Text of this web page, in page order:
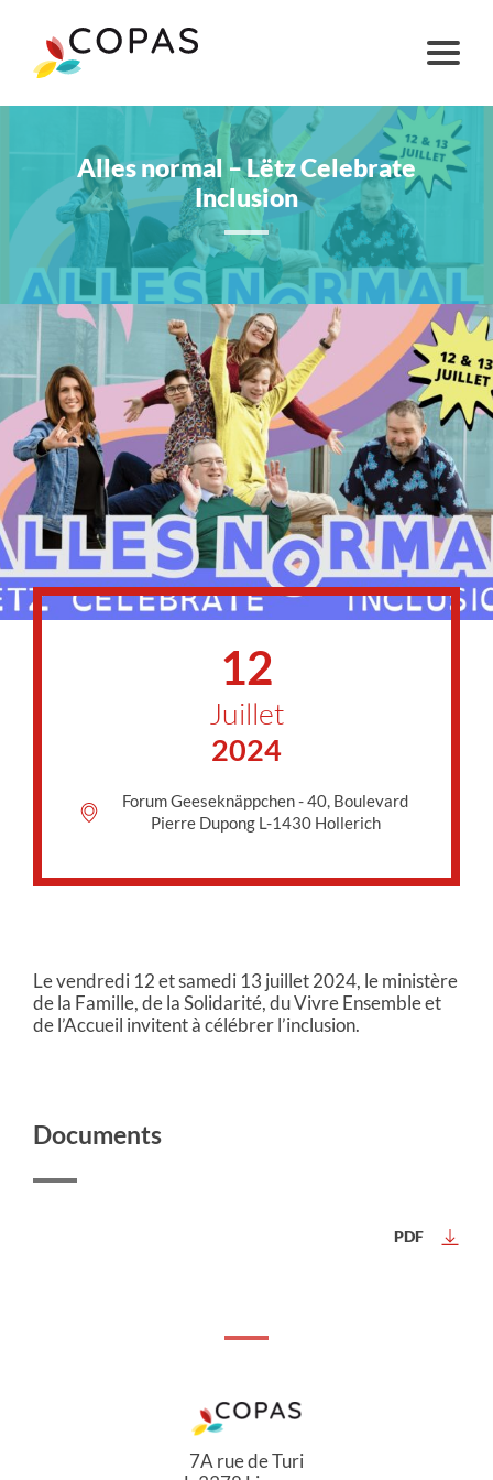
Alles normal – Lëtz Celebrate
Inclusion
12
Juillet
2024
Forum Geeseknäppchen - 40, Boulevard
Pierre Dupong L-1430 Hollerich
Le vendredi 12 et samedi 13 juillet 2024, le ministère
de la Famille, de la Solidarité, du Vivre Ensemble et
de l’Accueil invitent à célébrer l’inclusion.
Documents
PDF
7A rue de Turi